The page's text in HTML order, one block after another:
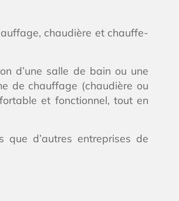
chaudière et chauffe-
d’une salle de bain ou une
de chauffage (chaudière ou
et fonctionnel, tout en
que d’autres entreprises de